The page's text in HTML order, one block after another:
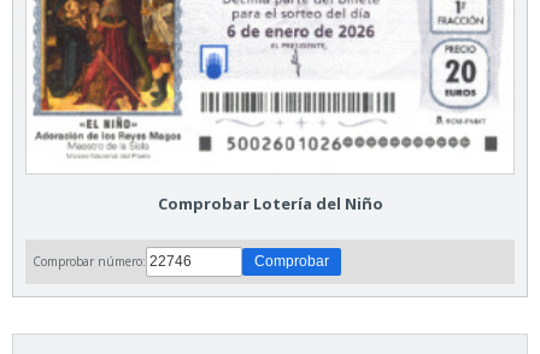
Comprobar Lotería del Niño
Comprobar número: